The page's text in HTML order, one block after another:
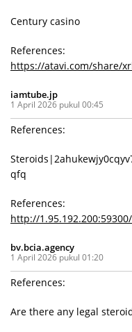
Century casino
References:
https://atavi.com/share/
iamtube.jp
1 April 2026 pukul 00:45
References:
qfq
References:
http://
bv.bcia.agency
1 April 2026 pukul 01:20
References:
Are there any legal